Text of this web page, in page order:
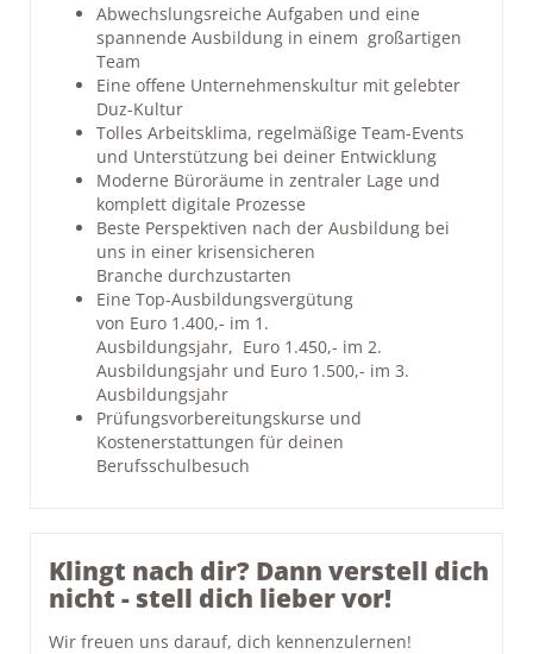
Abwechslungsreiche Aufgaben und eine
spannende Ausbildung in einem großartigen
Team
Eine offene Unternehmenskultur mit gelebter
Duz-Kultur
Tolles Arbeitsklima, regelmäßige Team-Events
und Unterstützung bei deiner Entwicklung
Moderne Büroräume in zentraler Lage und
komplett digitale Prozesse
Beste Perspektiven nach der Ausbildung bei
uns in einer krisensicheren
Branche durchzustarten
Eine Top-Ausbildungsvergütung
von Euro 1.400,- im 1.
Ausbildungsjahr, Euro 1.450,- im 2.
Ausbildungsjahr und Euro 1.500,- im 3.
Ausbildungsjahr
Prüfungsvorbereitungskurse und
Kostenerstattungen für deinen
Berufsschulbesuch
Klingt nach dir? Dann verstell dich
nicht - stell dich lieber vor!
Wir freuen uns darauf, dich kennenzulernen!